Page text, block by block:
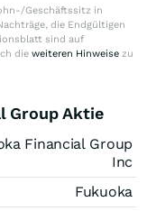
Geschäftssitz in
die Endgültigen
sind auf
die weiteren Hinweise zu
Group Aktie
Financial Group
Inc
Fukuoka